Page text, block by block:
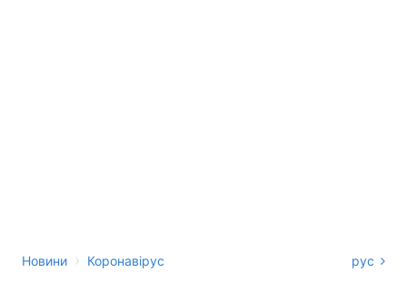
Новини › Коронавірус рус